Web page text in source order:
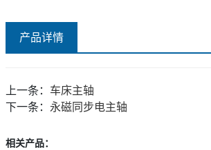
产品详情
上一条： 车床主轴
下一条： 永磁同步电主轴
相关产品：